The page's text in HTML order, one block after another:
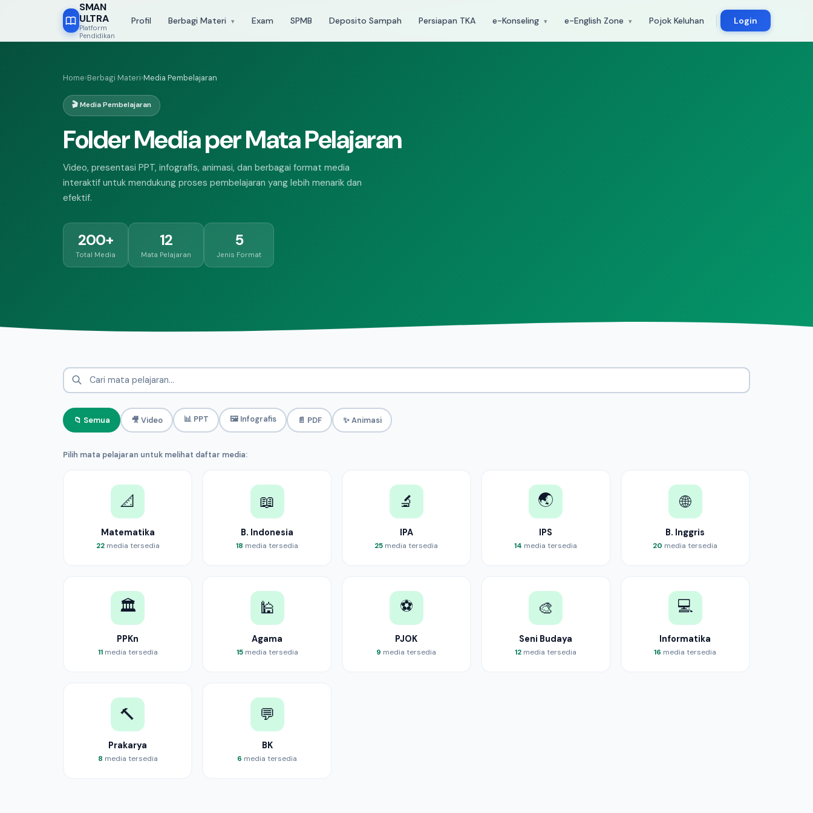
SMAN
ULTRA
Platform
Pendidikan
Profil Berbagi Materi ▾
RPP terstruktur & siap pakai
untuk semua mata pelajaran
120 RPP · 12 Mapel
🎬
Video, PPT, infografis &
animasi interaktif yang
belajar.
Kuis, ulangan, PTS & PAS
terintegrasi dengan Exam
online.
hari ini 50+ guru kontributor
Exam SPMB Deposito Sampah Persiapan TKA e-Konseling ▾ e-English Zone ▾ Pojok Keluhan Login
Home›Berbagi Materi›Media Pembelajaran
🎬 Media Pembelajaran
Folder Media per Mata Pelajaran
Video, presentasi PPT, infografis, animasi, dan berbagai format media
interaktif untuk mendukung proses pembelajaran yang lebih menarik dan
efektif.
200+
Total Media
12
Mata Pelajaran
5
Jenis Format
📁 Semua 🎥 Video 📊 PPT 🖼️ Infografis 📄 PDF ✨ Animasi
Pilih mata pelajaran untuk melihat daftar media:
📐
Matematika
22media tersedia
📖
B. Indonesia
18 media tersedia
🔬
IPA
25 media tersedia
🌏
IPS
14 media tersedia
🌐
B. Inggris
20 media tersedia
🏛️
PPKn
11media tersedia
🕌
Agama
15media tersedia
⚽
PJOK
9 media tersedia
🎨
Seni Budaya
12 media tersedia
💻
Informatika
16 media tersedia
🔨
Prakarya
8 media tersedia
💬
BK
6 media tersedia